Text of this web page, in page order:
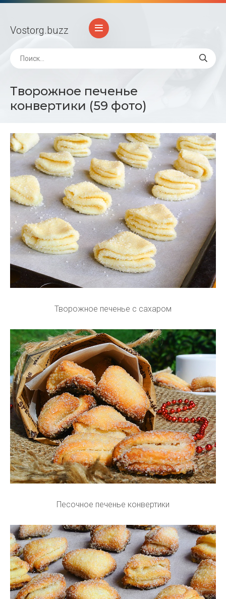
Vostorg.buzz
Творожное печенье
конвертики (59 фото)
Творожное печенье с сахаром
Песочное печенье конвертики